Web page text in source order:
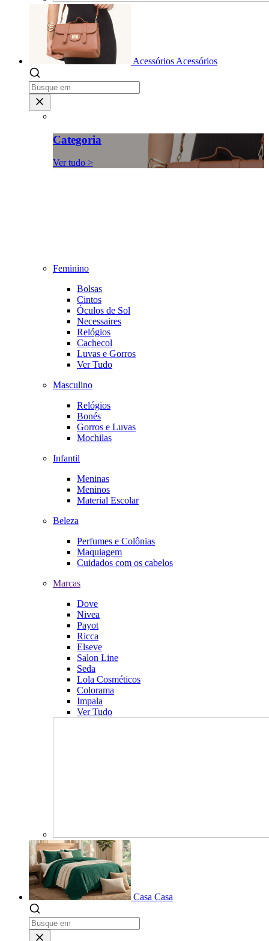
Acessórios Acessórios
Categoria
Ver tudo >
Feminino
Bolsas
Cintos
Óculos de Sol
Necessaires
Relógios
Cachecol
Luvas e Gorros
Ver Tudo
Masculino
Relógios
Bonés
Gorros e Luvas
Mochilas
Infantil
Meninas
Meninos
Material Escolar
Beleza
Perfumes e Colônias
Maquiagem
Cuidados com os cabelos
Marcas
Dove
Nivea
Payot
Ricca
Elseve
Salon Line
Seda
Lola Cosméticos
Colorama
Impala
Ver Tudo
Casa Casa